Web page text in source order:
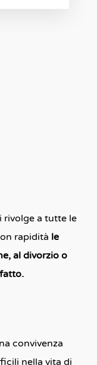
rivolge a tutte le
rapidità le
al divorzio o
convivenza
nella vita di